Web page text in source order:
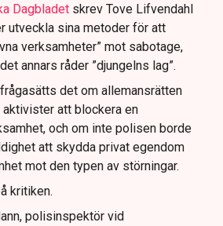
Dagbladet skrev Tove Lifvendahl
utveckla sina metoder för att
verksamheter” mot sabotage,
annars råder ”djungelns lag”.
det om allemansrätten
att blockera en
och om inte polisen borde
att skydda privat egendom
mot den typen av störningar.
kritiken.
polisinspektör vid